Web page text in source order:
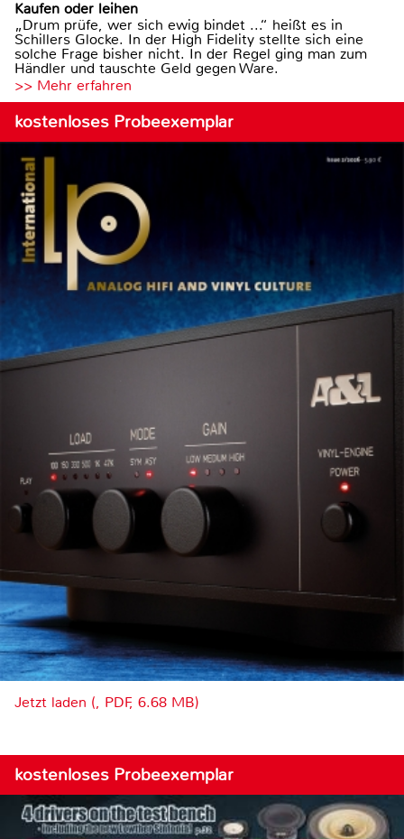
Kaufen oder leihen
„Drum prüfe, wer sich ewig bindet ...“ heißt es in
Schillers Glocke. In der High Fidelity stellte sich eine
solche Frage bisher nicht. In der Regel ging man zum
Händler und tauschte Geld gegen Ware.
>> Mehr erfahren
kostenloses Probeexemplar
Jetzt laden (, PDF, 6.68 MB)
kostenloses Probeexemplar